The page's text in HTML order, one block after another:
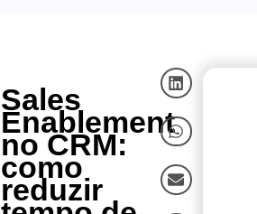
Sales
Enablement
no CRM:
como
reduzir